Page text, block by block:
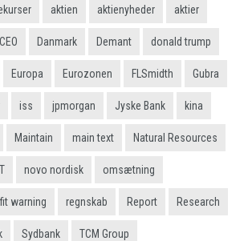
aktien aktienyheder aktier
CEO Danmark Demant donald trump
Europa Eurozonen FLSmidth Gubra
iss jpmorgan Jyske Bank kina
Maintain main text Natural Resources
novo nordisk omsætning
warning regnskab Report Research
Sydbank TCM Group